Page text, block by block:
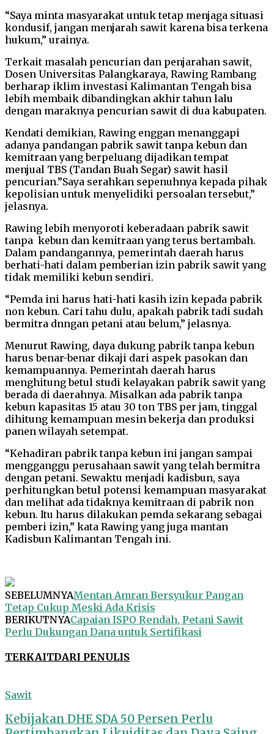
“Saya minta masyarakat untuk tetap menjaga situasi
kondusif, jangan menjarah sawit karena bisa terkena
hukum,” urainya.
Terkait masalah pencurian dan penjarahan sawit,
Dosen Universitas Palangkaraya, Rawing Rambang
berharap iklim investasi Kalimantan Tengah bisa
lebih membaik dibandingkan akhir tahun lalu
dengan maraknya pencurian sawit di dua kabupaten.
Kendati demikian, Rawing enggan menanggapi
adanya pandangan pabrik sawit tanpa kebun dan
kemitraan yang berpeluang dijadikan tempat
menjual TBS (Tandan Buah Segar) sawit hasil
pencurian.”Saya serahkan sepenuhnya kepada pihak
kepolisian untuk menyelidiki persoalan tersebut,”
jelasnya.
Rawing lebih menyoroti keberadaan pabrik sawit
tanpa kebun dan kemitraan yang terus bertambah.
Dalam pandangannya, pemerintah daerah harus
berhati-hati dalam pemberian izin pabrik sawit yang
tidak memiliki kebun sendiri.
“Pemda ini harus hati-hati kasih izin kepada pabrik
non kebun. Cari tahu dulu, apakah pabrik tadi sudah
bermitra dnngan petani atau belum,” jelasnya.
Menurut Rawing, daya dukung pabrik tanpa kebun
harus benar-benar dikaji dari aspek pasokan dan
kemampuannya. Pemerintah daerah harus
menghitung betul studi kelayakan pabrik sawit yang
berada di daerahnya. Misalkan ada pabrik tanpa
kebun kapasitas 15 atau 30 ton TBS per jam, tinggal
dihitung kemampuan mesin bekerja dan produksi
panen wilayah setempat.
“Kehadiran pabrik tanpa kebun ini jangan sampai
mengganggu perusahaan sawit yang telah bermitra
dengan petani. Sewaktu menjadi kadisbun, saya
perhitungkan betul potensi kemampuan masyarakat
dan melihat ada tidaknya kemitraan di pabrik non
kebun. Itu harus dilakukan pemda sekarang sebagai
pemberi izin,” kata Rawing yang juga mantan
Kadisbun Kalimantan Tengah ini.
SEBELUMNYAMentan Amran Bersyukur Pangan
Tetap Cukup Meski Ada Krisis
BERIKUTNYACapaian ISPO Rendah, Petani Sawit
Perlu Dukungan Dana untuk Sertifikasi
TERKAITDARI PENULIS
Sawit
Kebijakan DHE SDA 50 Persen Perlu